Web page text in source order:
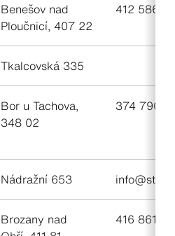
Benešov nad
Ploučnicí, 407 22
412 586
Tkalcovská 335
Bor u Tachova,
348 02
374 790
Nádražní 653
Brozany nad
416 861